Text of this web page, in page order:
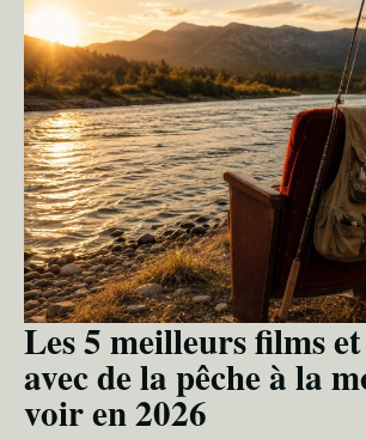
Les 5 meilleurs films
avec de la pêche à la
voir en 2026